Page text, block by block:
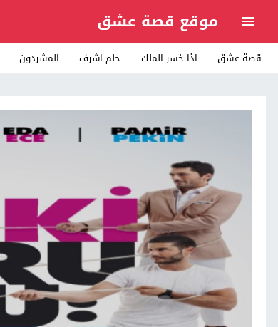
موقع قصة عشق
قصة عشق اذا خسر الملك حلم اشرف المشردون